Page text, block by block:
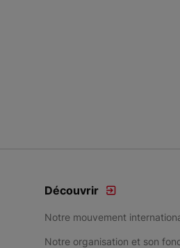
Découvrir
Notre mouvement
Notre organisation et son